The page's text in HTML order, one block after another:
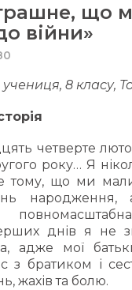
що
війни»
8 класу,
четверте
року… Я
тому, що ми мали
днів я не
адже мої
з братиком і
жахів та болю.